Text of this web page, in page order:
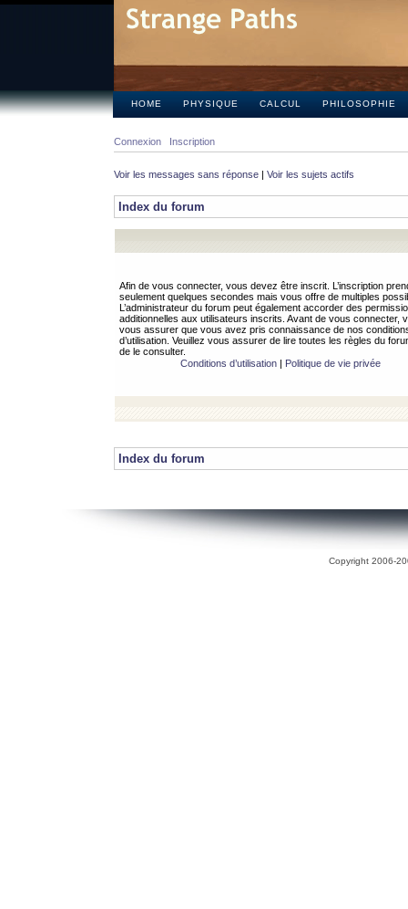
HOME PHYSIQUE CALCUL PHILOSOPHIE
Connexion Inscription
Voir les messages sans réponse | Voir les sujets actifs
Index du forum
Afin de vous connecter, vous devez être inscrit. L’inscription
seulement quelques secondes mais vous offre de multiples
L’administrateur du forum peut également accorder des
additionnelles aux utilisateurs inscrits. Avant de vous connecter,
vous assurer que vous avez pris connaissance de nos
d’utilisation. Veuillez vous assurer de lire toutes les règles du
de le consulter.
Conditions d’utilisation| Politique de vie privée
Index du forum
Copyright 2006-